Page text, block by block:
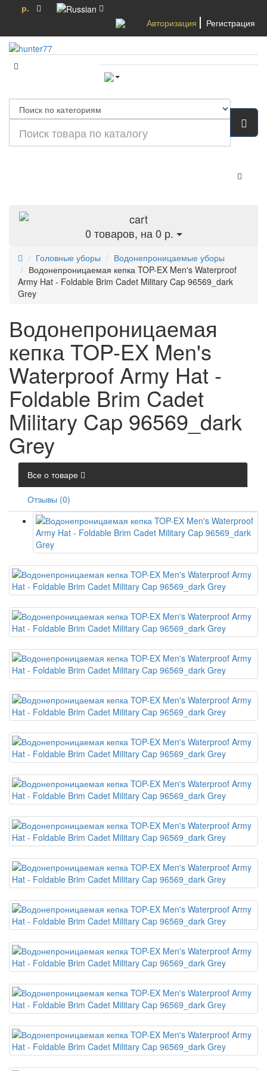
р.
Авторизация
Регистрация
0 товаров, на 0 р.
Головные уборы
Водонепроницаемые уборы
Водонепроницаемая кепка TOP-EX Men's Waterproof
Army Hat - Foldable Brim Cadet Military Cap 96569_dark
Grey
Водонепроницаемая
кепка TOP-EX Men's
Waterproof Army Hat -
Foldable Brim Cadet
Military Cap 96569_dark
Grey
Все о товаре
Отзывы (0)